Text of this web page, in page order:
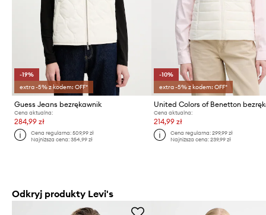
-19%
extra -5% z kodem: OFF*
Guess Jeans bezrękawnik
Cena aktualna:
284,99 zł
Cena regularna:509,99 zł
Najniższa cena:354,99 zł
-10%
extra -5% z kodem: OFF*
United Colors of Benetton
Cena aktualna:
214,99 zł
Cena regularna: 299,99 zł
Najniższa cena: 239,99 zł
Odkryj produkty Levi's